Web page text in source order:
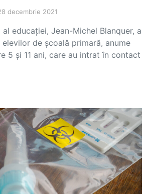
decembrie 2021
educaţiei, Jean-Michel Blanquer, a
de şcoală primară, anume
5 şi 11 ani, care au intrat în contact